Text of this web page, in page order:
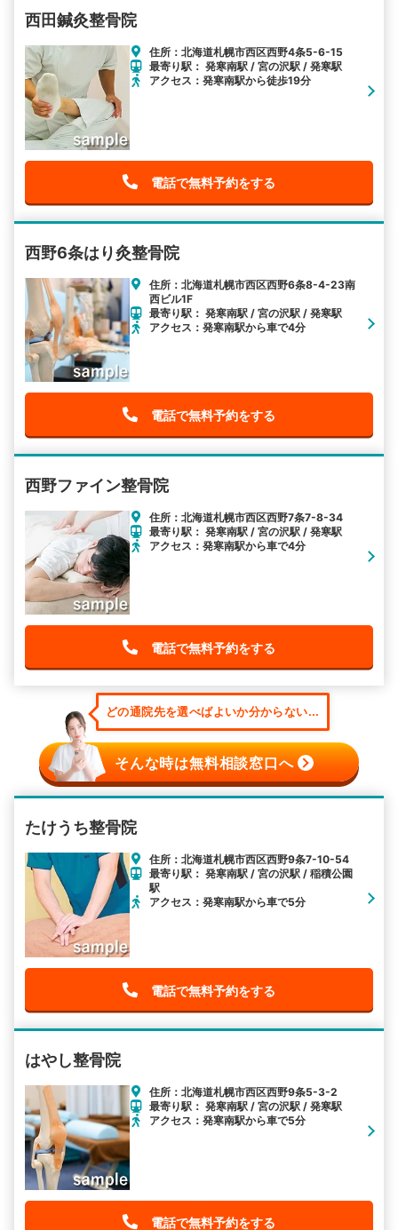
西田鍼灸整骨院
住所：北海道札幌市西区西野4条5-6-15
最寄り駅： 発寒南駅 / 宮の沢駅 / 発寒駅
アクセス：発寒南駅から徒歩19分
電話で無料予約をする
西野6条はり灸整骨院
住所：北海道札幌市西区西野6条8-4-23南
西ビル1F
最寄り駅： 発寒南駅 / 宮の沢駅 / 発寒駅
アクセス：発寒南駅から車で4分
電話で無料予約をする
西野ファイン整骨院
住所：北海道札幌市西区西野7条7-8-34
最寄り駅： 発寒南駅 / 宮の沢駅 / 発寒駅
アクセス：発寒南駅から車で4分
電話で無料予約をする
どの通院先を選べばよいか分からない...
そんな時は無料相談窓口へ
たけうち整骨院
住所：北海道札幌市西区西野9条7-10-54
最寄り駅： 発寒南駅 / 宮の沢駅 / 稲積公園
駅
アクセス：発寒南駅から車で5分
電話で無料予約をする
はやし整骨院
住所：北海道札幌市西区西野9条5-3-2
最寄り駅： 発寒南駅 / 宮の沢駅 / 発寒駅
アクセス：発寒南駅から車で5分
電話で無料予約をする